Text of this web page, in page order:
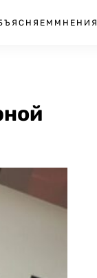
МНЕНИЯ